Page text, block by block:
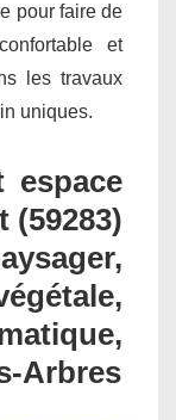
pour faire de
et
les travaux
uniques.
espace
(59283)
Arbres